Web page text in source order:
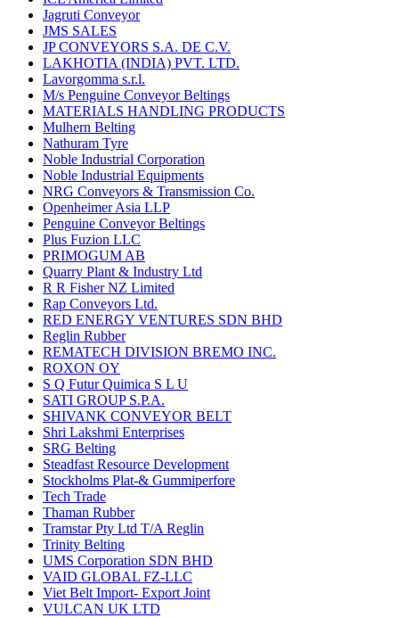
Jagruti Conveyor
JMS SALES
JP CONVEYORS S.A. DE C.V.
LAKHOTIA (INDIA) PVT. LTD.
Lavorgomma s.r.l.
M/s Penguine Conveyor Beltings
MATERIALS HANDLING PRODUCTS
Mulhern Belting
Nathuram Tyre
Noble Industrial Corporation
Noble Industrial Equipments
NRG Conveyors & Transmission Co.
Openheimer Asia LLP
Penguine Conveyor Beltings
Plus Fuzion LLC
PRIMOGUM AB
Quarry Plant & Industry Ltd
R R Fisher NZ Limited
Rap Conveyors Ltd.
RED ENERGY VENTURES SDN BHD
Reglin Rubber
REMATECH DIVISION BREMO INC.
ROXON OY
S Q Futur Quimica S L U
SATI GROUP S.P.A.
SHIVANK CONVEYOR BELT
Shri Lakshmi Enterprises
SRG Belting
Steadfast Resource Development
Stockholms Plat-& Gummiperfore
Tech Trade
Thaman Rubber
Tramstar Pty Ltd T/A Reglin
Trinity Belting
UMS Corporation SDN BHD
VAID GLOBAL FZ-LLC
Viet Belt Import- Export Joint
VULCAN UK LTD